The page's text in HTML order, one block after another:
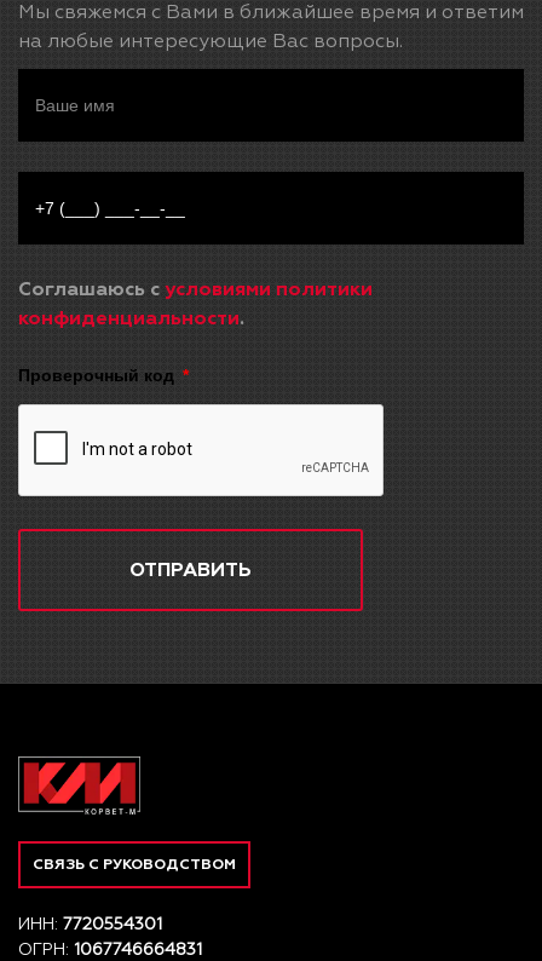
Мы свяжемся с Вами в ближайшее время и ответим
на любые интересующие Вас вопросы.
Соглашаюсь с условиями политики
конфиденциальности.
Проверочный код
ОТПРАВИТЬ
СВЯЗЬ С РУКОВОДСТВОМ
ИНН: 7720554301
ОГРН: 1067746664831